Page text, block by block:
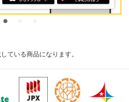
ている商品になります。